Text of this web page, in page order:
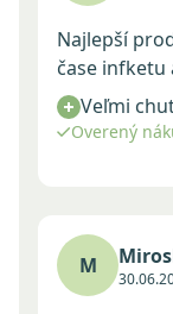
Najlepší
čase infketu
Veľmi
Overený
M